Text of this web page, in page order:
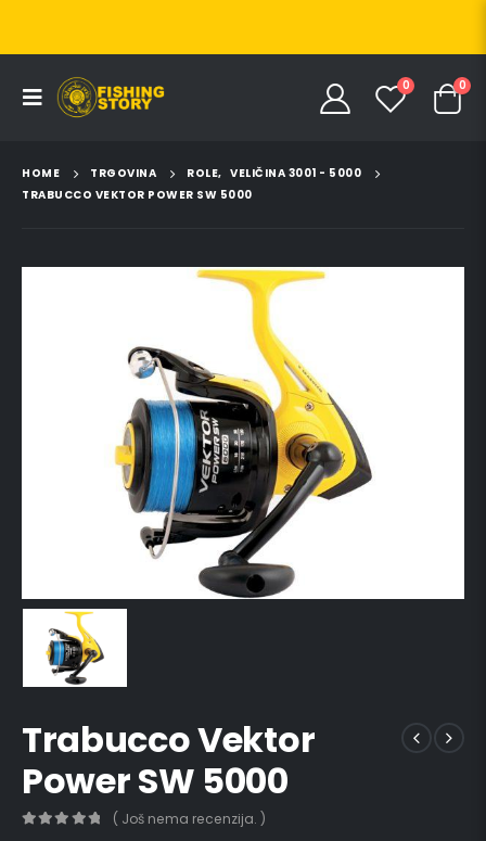
0 0
HOME TRGOVINA ROLE, VELIČINA 3001 - 5000
TRABUCCO VEKTOR POWER SW 5000
Trabucco Vektor
Power SW 5000
( Još nema recenzija. )